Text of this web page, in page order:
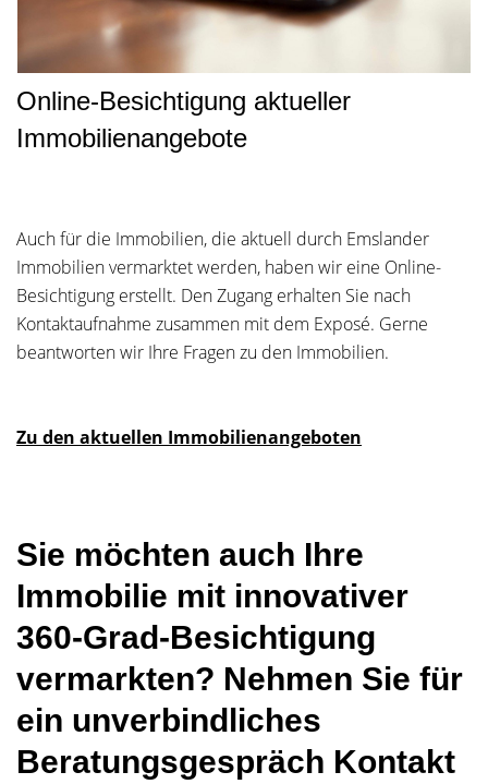
Online-Besichtigung aktueller
Immobilienangebote
Auch für die Immobilien, die aktuell durch Emslander
Immobilien vermarktet werden, haben wir eine Online-
Besichtigung erstellt. Den Zugang erhalten Sie nach
Kontaktaufnahme zusammen mit dem Exposé. Gerne
beantworten wir Ihre Fragen zu den Immobilien.
Zu den aktuellen Immobilienangeboten
Sie möchten auch Ihre
Immobilie mit innovativer
360-Grad-Besichtigung
vermarkten? Nehmen Sie für
ein unverbindliches
Beratungsgespräch Kontakt